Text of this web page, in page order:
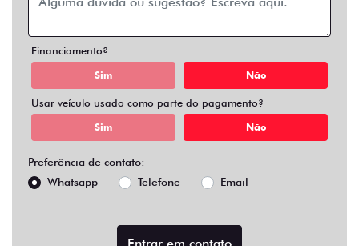
Financiamento?
Sim Não
Usar veículo usado como parte do pagamento?
Sim Não
Preferência de contato:
Whatsapp
Telefone Email